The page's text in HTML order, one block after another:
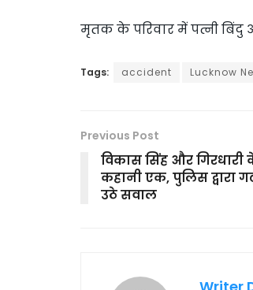
मृतक के परिवार में पत्नी बिंदु
Tags: accident Lucknow
Previous Post
विकास सिंह और
कहानी एक, पुलिस द्वारा
उठे सवाल